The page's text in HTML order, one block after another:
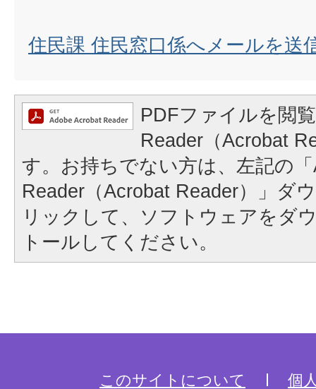
住民課 住民窓口係へメールを送
PDFファイルを閲
Reader（Acrobat
す。お持ちでない方は、左記の
Reader（Acrobat Reader）」ダ
リックして、ソフトウェアをダ
トールしてください。
このサイトについて 個